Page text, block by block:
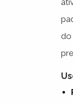
do